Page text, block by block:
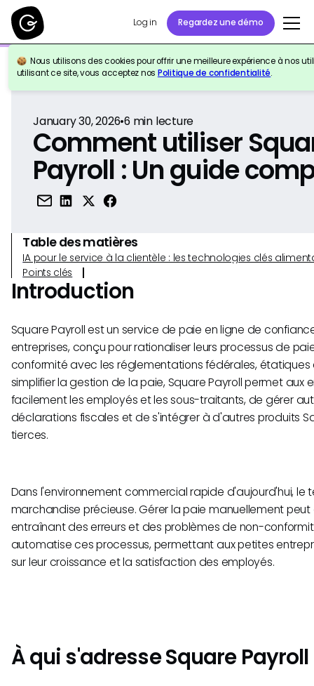
Log in Regardez une démo
Nous utilisons des cookies pour offrir une meilleure expérience à nos
utilisant ce site, vous acceptez nos Politique de confidentialité.
Retour à la référence
January 30, 2026•6 min lecture
Comment utiliser
Payroll : Un guide
Table des matières
IA pour le service à la clientèle : les technologies clés
Points clés
Introduction
Square Payroll est un service de paie en ligne de
entreprises, conçu pour rationaliser leurs processus de
conformité avec les réglementations fédérales, étatiques
simplifier la gestion de la paie, Square Payroll permet aux
facilement les employés et les sous-traitants, de gérer
déclarations fiscales et de s'intégrer à d'autres produits
tierces.
Dans l'environnement commercial rapide d'aujourd'hui, le
marchandise précieuse. Gérer la paie manuellement
entraînant des erreurs et des problèmes de non-
automatise ces processus, permettant aux petites
sur leur croissance et la satisfaction des employés.
À qui s'adresse Square Payroll